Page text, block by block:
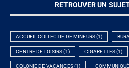
RETROUVER UN
ACCUEIL COLLECTIF DE MINEURS(1)
CENTRE DE LOISIRS(1) CIGARETTES(1)
COLONIE DE VACANCES(1) COMMUNIQUÉ